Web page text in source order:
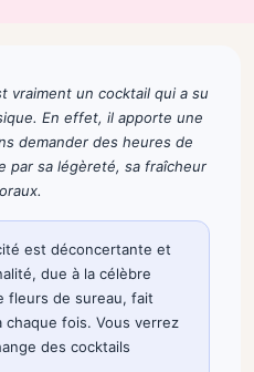
vraiment un cocktail qui a su
En effet, il apporte une
demander des heures de
par sa légèreté, sa fraîcheur
est déconcertante et
due à la célèbre
fleurs de sureau, fait
chaque fois. Vous verrez
des cocktails